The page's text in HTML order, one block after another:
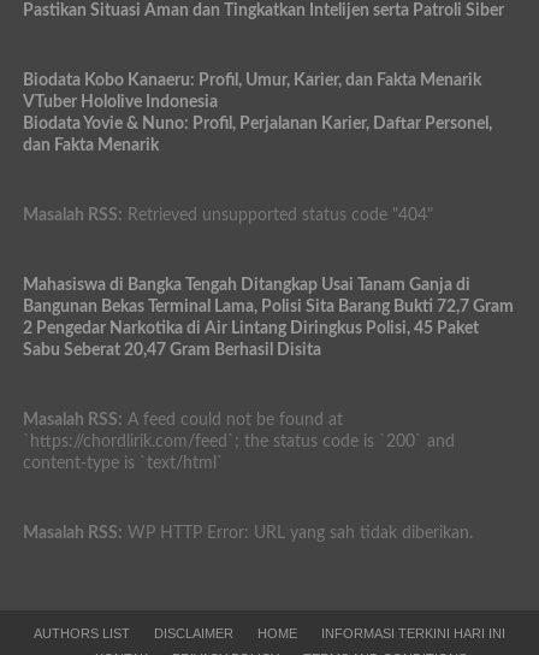
Pastikan Situasi Aman dan Tingkatkan Intelijen serta Patroli Siber
Biodata Kobo Kanaeru: Profil, Umur, Karier, dan Fakta Menarik
VTuber Hololive Indonesia
Biodata Yovie & Nuno: Profil, Perjalanan Karier, Daftar Personel,
dan Fakta Menarik
Masalah RSS: Retrieved unsupported status code "404"
Mahasiswa di Bangka Tengah Ditangkap Usai Tanam Ganja di
Bangunan Bekas Terminal Lama, Polisi Sita Barang Bukti 72,7 Gram
2 Pengedar Narkotika di Air Lintang Diringkus Polisi, 45 Paket
Sabu Seberat 20,47 Gram Berhasil Disita
Masalah RSS: A feed could not be found at
`https://chordlirik.com/feed`; the status code is `200` and
content-type is `text/html`
Masalah RSS: WP HTTP Error: URL yang sah tidak diberikan.
AUTHORS LIST DISCLAIMER HOME
INFORMASI TERKINI HARI INI